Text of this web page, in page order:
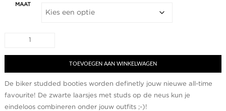
MAAT
booties
TOEVOEGEN AAN WINKELWAGEN
De biker studded booties worden definetly jouw nieuwe all-time
favourite! De zwarte laarsjes met studs op de neus kun je
eindeloos combineren onder jouw outfits ;-)!